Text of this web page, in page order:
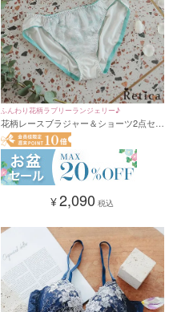
ふんわり花柄ラブリーランジェリー♪
花柄レースブラジャー＆ショーツ2点セッ
ト(A～F/65～80)
¥2,090 税込